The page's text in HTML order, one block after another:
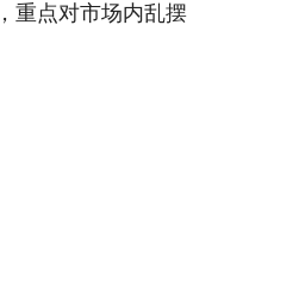
重点对市场内乱摆